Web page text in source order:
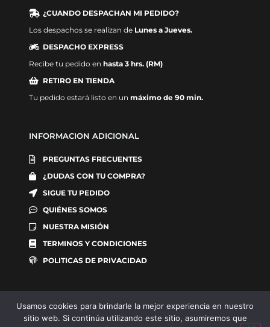
¿CUANDO DESPACHAN MI PEDIDO?
Los despachos se realizan de Lunes a Jueves.
DESPACHO EXPRESS
Recibe tu pedido en hasta 3 hrs. (RM)
RETIRO EN TIENDA
Tu pedido estará listo en un máximo de 90 min.
INFORMACION ADICIONAL
PREGUNTAS FRECUENTES
¿DUDAS CON TU COMPRA?
SIGUE TU PEDIDO
QUIÉNES SOMOS
NUESTRA MISIÓN
TERMINOS Y CONDICIONES
POLITICAS DE PRIVACIDAD
Usamos cookies para brindarle la mejor experiencia en nuestro
sitio web. Si continúa utilizando este sitio, asumiremos que